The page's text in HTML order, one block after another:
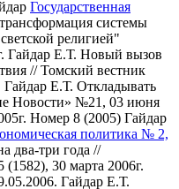
Государственная
системы
религией"
Гайдар Е.Т. Новый вызов
// Томский вестник
Гайдар Е.Т. Откладывать
Новости» №21, 03 июня
Номер 8 (2005) Гайдар
политика № 2,
два-три года //
30 марта 2006г.
Гайдар Е.Т.